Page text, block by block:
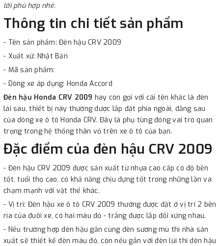
lời phù hợp nhé.
Thông tin chi tiết sản phẩm
- Tên sản phẩm: Đèn hậu CRV 2009
- Xuất xứ: Nhật Bản
- Mã sản phẩm:
- Dòng xe áp dụng: Honda Accord
Đèn hậu Honda CRV 2009 hay còn gọi với cái tên khác là đèn
lái sau, thiết bị này thường được lắp đặt phía ngoài, đằng sau
của dòng xe ô tô Honda CRV. Đây là phụ tùng đóng vai trò quan
trọng trong hệ thống thân vỏ trên xe ô tô của bạn.
Đặc điểm của đèn hậu CRV 2009
- Đèn hậu CRV 2009 được sản xuất từ nhựa cao cấp có độ bền
tốt, tuổi thọ cao, có khả năng chịu đựng tốt trong những lần va
chạm mạnh với vật thể khác.
- Vị trí: Đèn hậu xe ô tô CRV 2009 thường được đặt ở vị trí 2 bên
rìa của đuôi xe, có hai màu đỏ - trắng được lắp đối xứng nhau.
- Nếu trường hợp đèn hậu gắn cùng đèn sương mù thì nhà sản
xuất sẽ thiết kế đèn màu đỏ, còn nếu gắn với đèn lùi thì đèn hậu